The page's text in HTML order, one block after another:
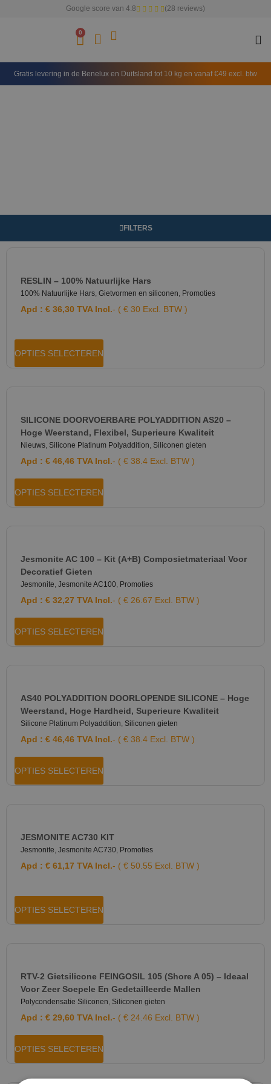
Google score van 4.8 (28 reviews)
0
Gratis levering in de Benelux en Duitsland tot 10 kg en vanaf €49 excl. btw
FILTERS
RESLIN – 100% Natuurlijke Hars
100% Natuurlijke Hars, Gietvormen en siliconen, Promoties
Apd : € 36,30 TVA Incl.- ( € 30 Excl. BTW )
OPTIES SELECTEREN
SILICONE DOORVOERBARE POLYADDITION AS20 –
Hoge Weerstand, Flexibel, Superieure Kwaliteit
Nieuws, Silicone Platinum Polyaddition, Siliconen gieten
Apd : € 46,46 TVA Incl.- ( € 38.4 Excl. BTW )
OPTIES SELECTEREN
Jesmonite AC 100 – Kit (A+B) Composietmateriaal Voor
Decoratief Gieten
Jesmonite, Jesmonite AC100, Promoties
Apd : € 32,27 TVA Incl.- ( € 26.67 Excl. BTW )
OPTIES SELECTEREN
AS40 POLYADDITION DOORLOPENDE SILICONE – Hoge
Weerstand, Hoge Hardheid, Superieure Kwaliteit
Silicone Platinum Polyaddition, Siliconen gieten
Apd : € 46,46 TVA Incl.- ( € 38.4 Excl. BTW )
OPTIES SELECTEREN
JESMONITE AC730 KIT
Jesmonite, Jesmonite AC730, Promoties
Apd : € 61,17 TVA Incl.- ( € 50.55 Excl. BTW )
OPTIES SELECTEREN
RTV-2 Gietsilicone FEINGOSIL 105 (Shore A 05) – Ideaal
Voor Zeer Soepele En Gedetailleerde Mallen
Polycondensatie Siliconen, Siliconen gieten
Apd : € 29,60 TVA Incl.- ( € 24.46 Excl. BTW )
OPTIES SELECTEREN